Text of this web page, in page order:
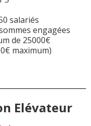
salariés
engagées
de 25000€
maximum)
Elévateur